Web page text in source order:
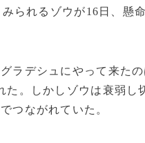
られるゾウが16日、懸
ラデシュにやって来た
た。しかしゾウは衰弱し
つながれていた。